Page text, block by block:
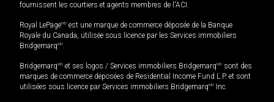
fournissent les courtiers et agents membres de l'ACI.
Royal LePageMD est une marque de commerce déposée de la Banque
Royale du Canada, utilisée sous licence par les Services immobiliers
BridgemarqMD.
BridgemarqMD et ses logos / Services immobiliers BridgemarqMD sont des
marques de commerce déposées de Residential Income Fund L.P. et sont
utilisées sous licence par Services immobiliers BridgemarqMD Inc.